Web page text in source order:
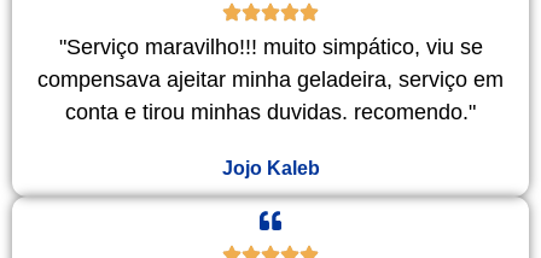
"Serviço maravilho!!! muito simpático, viu se
compensava ajeitar minha geladeira, serviço em
conta e tirou minhas duvidas. recomendo."
Jojo Kaleb